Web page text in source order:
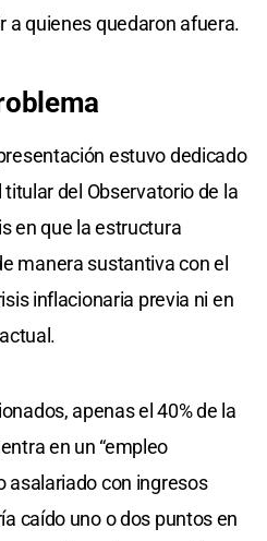
a quienes quedaron afuera.
estuvo dedicado
del Observatorio de la
en que la estructura
manera sustantiva con el
inflacionaria previa ni en
apenas el 40% de la
en un “empleo
asalariado con ingresos
caído uno o dos puntos en